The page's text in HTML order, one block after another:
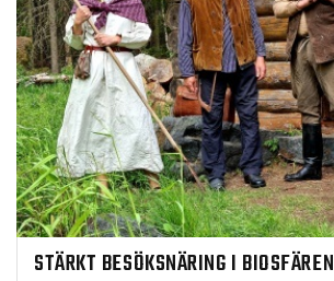
STÄRKT BESÖKSNÄRING I BIOSFÄREN